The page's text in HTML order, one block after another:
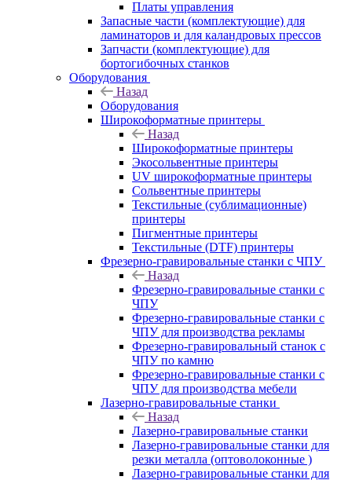
Платы управления
Запасные части (комплектующие) для
ламинаторов и для каландровых прессов
Запчасти (комплектующие) для
бортогибочных станков
Оборудования
Назад
Оборудования
Широкоформатные принтеры
Назад
Широкоформатные принтеры
Экосольвентные принтеры
UV широкоформатные принтеры
Сольвентные принтеры
Текстильные (сублимационные)
принтеры
Пигментные принтеры
Текстильные (DTF) принтеры
Фрезерно-гравировальные станки с ЧПУ
Назад
Фрезерно-гравировальные станки с
ЧПУ
Фрезерно-гравировальные станки с
ЧПУ для производства рекламы
Фрезерно-гравировальный станок с
ЧПУ по камню
Фрезерно-гравировальные станки с
ЧПУ для производства мебели
Лазерно-гравировальные станки
Назад
Лазерно-гравировальные станки
Лазерно-гравировальные станки для
резки металла (оптоволоконные )
Лазерно-гравировальные станки для